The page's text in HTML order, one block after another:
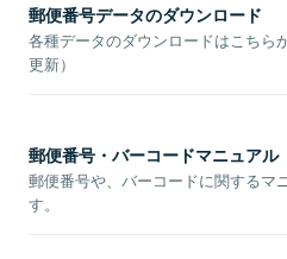
郵便番号データのダウンロード
各種データのダウンロードはこちら
更新）
郵便番号・バーコードマニュアル
郵便番号や、バーコードに関するマ
す。